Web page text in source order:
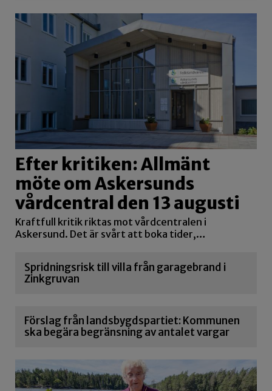
Efter kritiken: Allmänt
möte om Askersunds
vårdcentral den 13 augusti
Kraftfull kritik riktas mot vårdcentralen i
Askersund. Det är svårt att boka tider,…
Spridningsrisk till villa från garagebrand i
Zinkgruvan
Förslag från landsbygdspartiet: Kommunen
ska begära begränsning av antalet vargar